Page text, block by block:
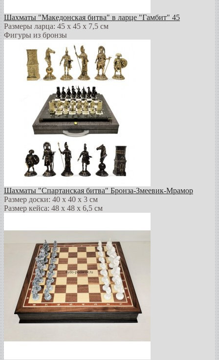
Шахматы "Македонская битва" в ларце "Гамбит" 45
Размеры ларца: 45 x 45 х 7,5 см
Фигуры из бронзы
Шахматы "Спартанская битва" Бронза-Змеевик-Мрамор
Размер доски: 40 х 40 х 3 см
Размер кейса: 48 х 48 х 6,5 см